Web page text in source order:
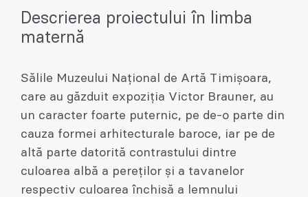
Descrierea proiectului în limba
maternă
Sălile Muzeului Național de Artă Timișoara,
care au găzduit expoziția Victor Brauner, au
un caracter foarte puternic, pe de-o parte din
cauza formei arhitecturale baroce, iar pe de
altă parte datorită contrastului dintre
culoarea albă a pereților și a tavanelor
respectiv culoarea închisă a lemnului